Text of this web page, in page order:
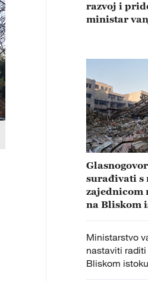
razvoj i
ministar
surađivati s
zajednicom
na Bliskom
Ministarstvo
nastaviti
Bliskom istoku